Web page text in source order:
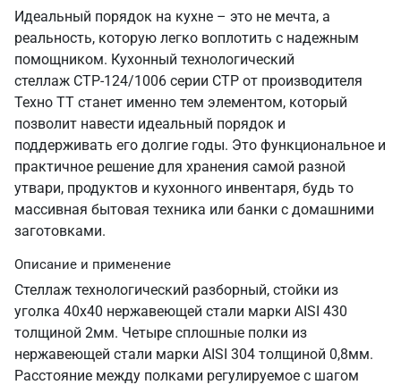
Идеальный порядок на кухне – это не мечта, а
реальность, которую легко воплотить с надежным
помощником. Кухонный технологический
стеллаж СТР-124/1006 серии СТР от производителя
Техно ТТ станет именно тем элементом, который
позволит навести идеальный порядок и
поддерживать его долгие годы. Это функциональное и
практичное решение для хранения самой разной
утвари, продуктов и кухонного инвентаря, будь то
массивная бытовая техника или банки с домашними
заготовками.
Описание и применение
Стеллаж технологический разборный, стойки из
уголка 40х40 нержавеющей стали марки AISI 430
толщиной 2мм. Четыре сплошные полки из
нержавеющей стали марки AISI 304 толщиной 0,8мм.
Расстояние между полками регулируемое с шагом